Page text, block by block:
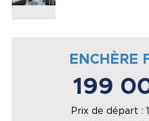
ENCHÈRE
199
Prix de départ :